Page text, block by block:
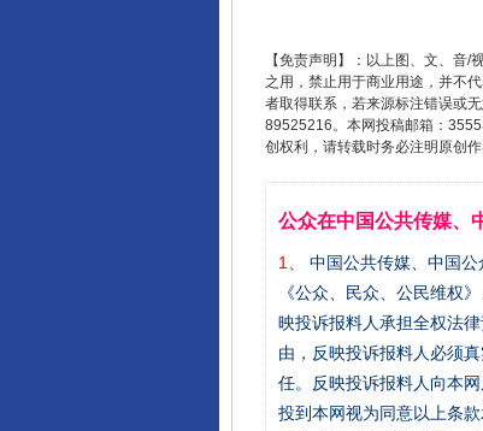
【免责声明】：以上图、文、音
之用，禁止用于商业用途，并不
者取得联系，若来源标注错误或
89525216。本网投稿邮箱：
创权利，请转载时务必注明原创
公众在中国公共传媒、
1、
中国公共传媒、中国
《公众、民众、公民维权
映投诉报料人承担全权法
由，反映投诉报料人必须
任。反映投诉报料人向本
投到本网视为同意以上条
完善运行机制助力责任